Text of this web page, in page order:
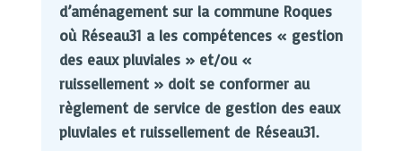
d’aménagement sur la commune Roques
où Réseau31 a les compétences « gestion
des eaux pluviales » et/ou «
ruissellement » doit se conformer au
règlement de service de gestion des eaux
pluviales et ruissellement de Réseau31.